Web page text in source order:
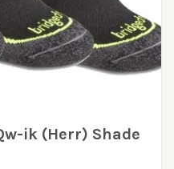
ik (Herr) Shade